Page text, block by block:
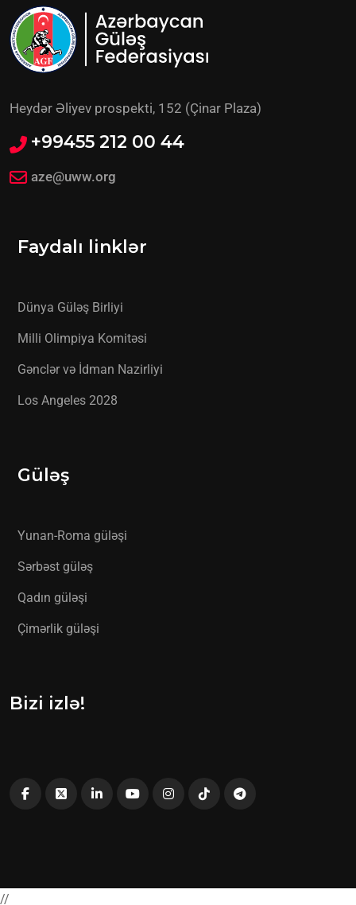
Heydər Əliyev prospekti, 152 (Çinar Plaza)
+99455 212 00 44
aze@uww.org
Faydalı linklər
Dünya Güləş Birliyi
Milli Olimpiya Komitəsi
Gənclər və İdman Nazirliyi
Los Angeles 2028
Güləş
Yunan-Roma güləşi
Sərbəst güləş
Qadın güləşi
Çimərlik güləşi
Bizi izlə!
//